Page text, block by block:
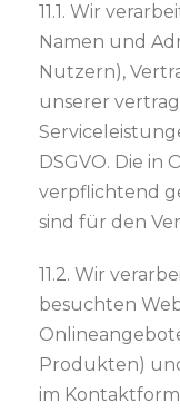
11.1. Wir
Namen und
Nutzern),
unserer
DSGVO. Die in
verpflichtend
sind für den
11.2. Wir
besuchten
Produkten)
im